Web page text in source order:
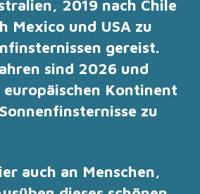
2019 nach Chile
Mexico und USA zu
gereist.
sind 2026 und
Kontinent
zu
auch an Menschen,